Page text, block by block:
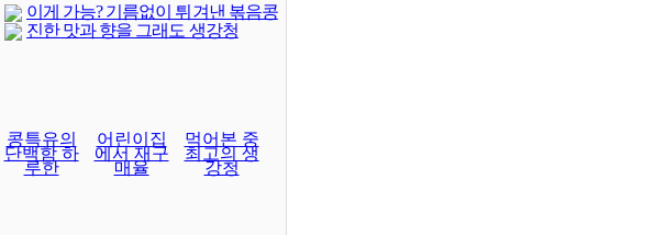
이게 가능? 기름없이 튀겨낸 볶음콩
진한 맛과 향을 그래도 생강청
콩특유의
단백함 하
루한
어린이집
에서 재구
매율
먹어본 중
최고의 생
강청